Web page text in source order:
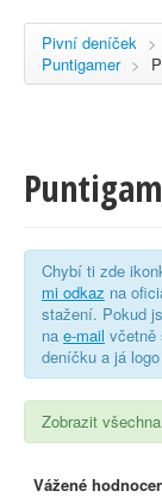
Pivní deníček >
Puntigamer >
Chybí ti zde
mi odkaz na
stažení. Pokud
na e-mail včetně
deníčku a já
Zobrazit
Vážené